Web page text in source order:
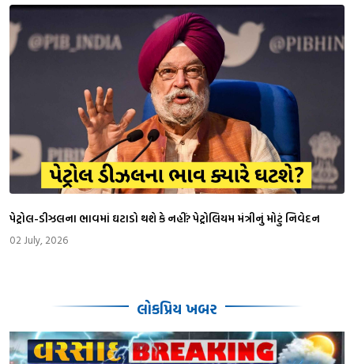
પેટ્રોલ-ડીઝલના ભાવમાં ઘટાડો થશે કે નહીં? પેટ્રોલિયમ મંત્રીનું મોટું નિવેદન
02 July, 2026
લોકપ્રિય ખબર